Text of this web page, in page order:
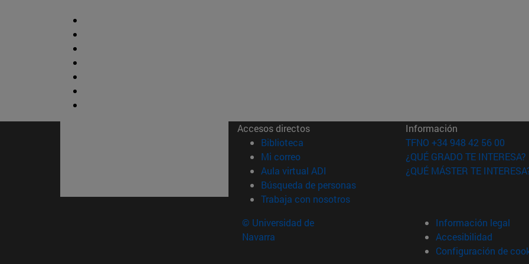
Accesos directos
Biblioteca (abre en nueva ventana)
Mi correo(abre en nueva ventana)
Aula virtual ADI (abre en nueva ventana)
Búsqueda de personas(abre en nueva ventana)
Trabaja con nosotros(abre en nueva ventana)
Información
TFNO +34 948 42 56 00
¿QUÉ GRADO TE INTERESA?
¿QUÉ MÁSTER TE
© Universidad de
Navarra
Información legal
Accesibilidad
Configuración de